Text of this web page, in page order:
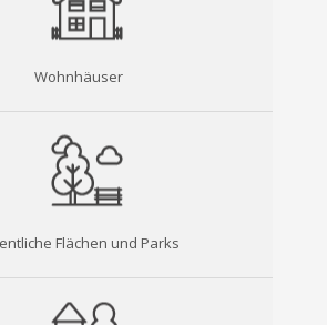
Wohnhäuser
Flächen und Parks